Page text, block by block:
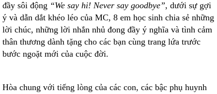
đầy sôi động “We say hi! Never say goodbye”, dưới sự gợi
ý và dẫn dắt khéo léo của MC, 8 em học sinh chia sẻ những
lời chúc, những lời nhắn nhủ đong đầy ý nghĩa và tình cảm
thân thương dành tặng cho các bạn cùng trang lứa trước
bước ngoặt mới của cuộc đời.
Hòa chung với tiếng lòng của các con, các bậc phụ huynh